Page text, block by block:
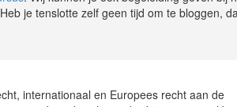
je tenslotte zelf geen tijd om te bloggen,
internationaal en Europees recht aan de